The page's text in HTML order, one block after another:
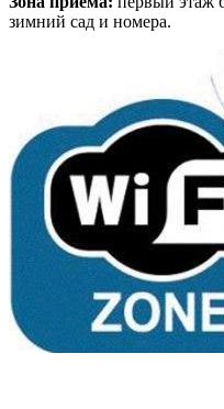
зимний сад и номера.